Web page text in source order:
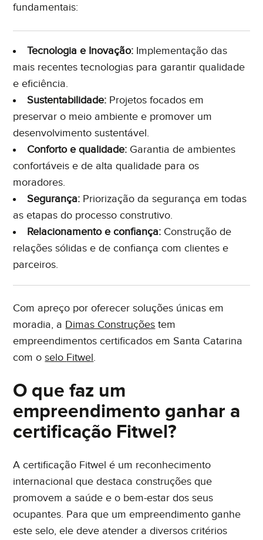
fundamentais:
Tecnologia e Inovação: Implementação das
mais recentes tecnologias para garantir qualidade
e eficiência.
Sustentabilidade: Projetos focados em
preservar o meio ambiente e promover um
desenvolvimento sustentável.
Conforto e qualidade: Garantia de ambientes
confortáveis e de alta qualidade para os
moradores.
Segurança: Priorização da segurança em todas
as etapas do processo construtivo.
Relacionamento e confiança: Construção de
relações sólidas e de confiança com clientes e
parceiros.
Com apreço por oferecer soluções únicas em
moradia, a Dimas Construções tem
empreendimentos certificados em Santa Catarina
com oselo Fitwel.
O que faz um
empreendimento ganhar a
certificação Fitwel?
A certificação Fitwel é um reconhecimento
internacional que destaca construções que
promovem a saúde e o bem-estar dos seus
ocupantes. Para que um empreendimento ganhe
este selo, ele deve atender a diversos critérios